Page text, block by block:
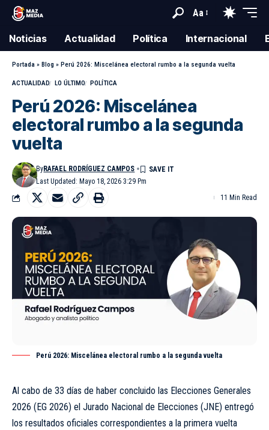
Aa
Noticias Actualidad Política Internacional
Portada » Blog » Perú 2026: Miscelánea electoral rumbo a la segunda vuelta
ACTUALIDAD LO ÚLTIMO POLÍTICA
Perú 2026: Miscelánea
electoral rumbo a la segunda
vuelta
Last Updated: Mayo 18, 2026 3:29 Pm
ByRAFAEL RODRÍGUEZ CAMPOS
11 Min Read
Perú 2026: Miscelánea electoral rumbo a la segunda vuelta
Al cabo de 33 días de haber concluido las Elecciones Generales
2026 (EG 2026) el Jurado Nacional de Elecciones (JNE) entregó
los resultados oficiales correspondientes a la primera vuelta